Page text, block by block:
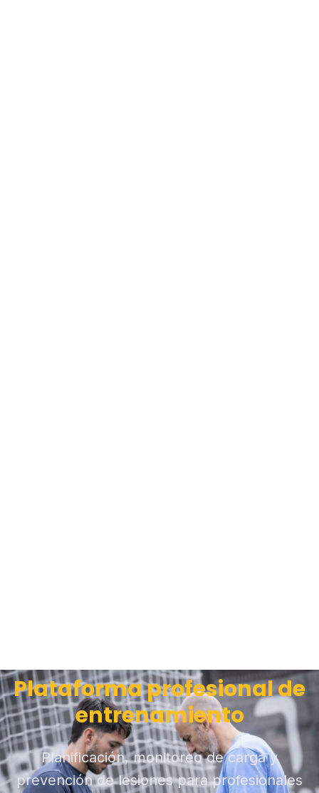
Plataforma profesional de
entrenamiento
Planificación, monitoreo de carga y
prevención de lesiones para profesionales